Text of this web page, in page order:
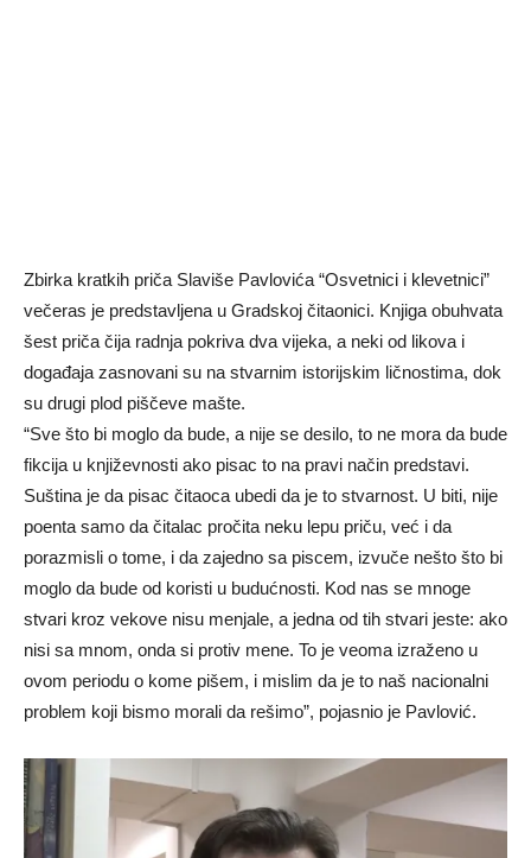
Zbirka kratkih priča Slaviše Pavlovića “Osvetnici i klevetnici”
večeras je predstavljena u Gradskoj čitaonici. Knjiga obuhvata
šest priča čija radnja pokriva dva vijeka, a neki od likova i
događaja zasnovani su na stvarnim istorijskim ličnostima, dok
su drugi plod piščeve mašte.
“Sve što bi moglo da bude, a nije se desilo, to ne mora da bude
fikcija u književnosti ako pisac to na pravi način predstavi.
Suština je da pisac čitaoca ubedi da je to stvarnost. U biti, nije
poenta samo da čitalac pročita neku lepu priču, već i da
porazmisli o tome, i da zajedno sa piscem, izvuče nešto što bi
moglo da bude od koristi u budućnosti. Kod nas se mnoge
stvari kroz vekove nisu menjale, a jedna od tih stvari jeste: ako
nisi sa mnom, onda si protiv mene. To je veoma izraženo u
ovom periodu o kome pišem, i mislim da je to naš nacionalni
problem koji bismo morali da rešimo”, pojasnio je Pavlović.